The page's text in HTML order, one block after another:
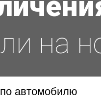
на
автомобилю